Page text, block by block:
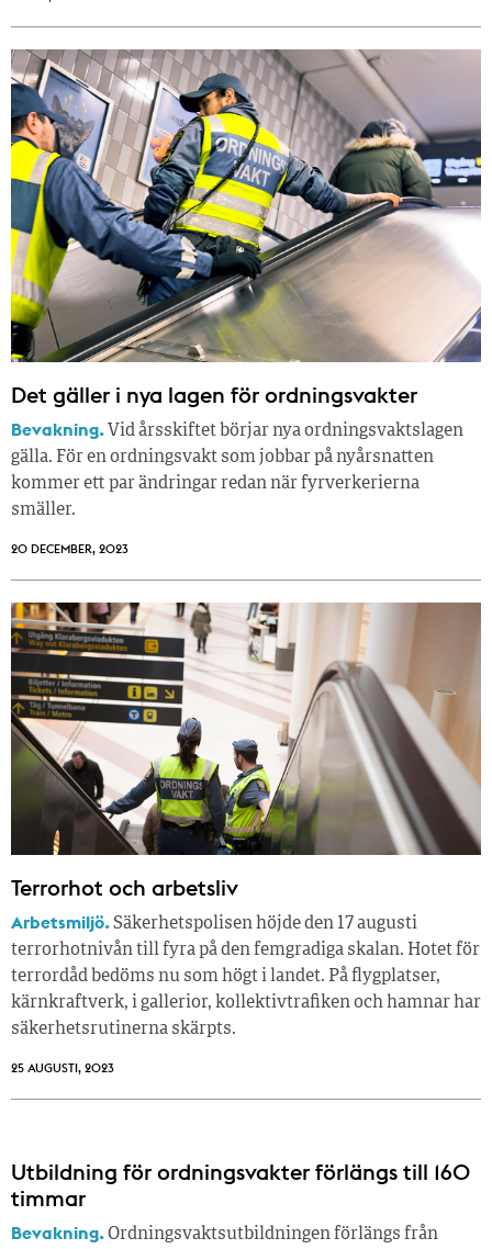
Det gäller i nya lagen för ordningsvakter
Bevakning. Vid årsskiftet börjar nya ordningsvaktslagen
gälla. För en ordningsvakt som jobbar på nyårsnatten
kommer ett par ändringar redan när fyrverkerierna
smäller.
20 DECEMBER, 2023
Terrorhot och arbetsliv
Arbetsmiljö.Säkerhetspolisen höjde den 17 augusti
terrorhotnivån till fyra på den femgradiga skalan. Hotet för
terrordåd bedöms nu som högt i landet. På flygplatser,
kärnkraftverk, i gallerior, kollektivtrafiken och hamnar har
säkerhetsrutinerna skärpts.
25 AUGUSTI, 2023
Utbildning för ordningsvakter förlängs till 160
timmar
Bevakning.Ordningsvaktsutbildningen förlängs från